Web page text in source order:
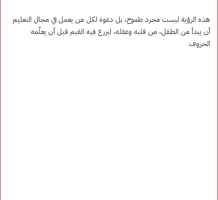
هذه الرؤية ليست مجرد طموح، بل دعوة لكل من يعمل في مجال التعليم
أن يبدأ من الطفل، من قلبه وعقله، ليزرع فيه القيم قبل أن يعلّمه
الحروف.